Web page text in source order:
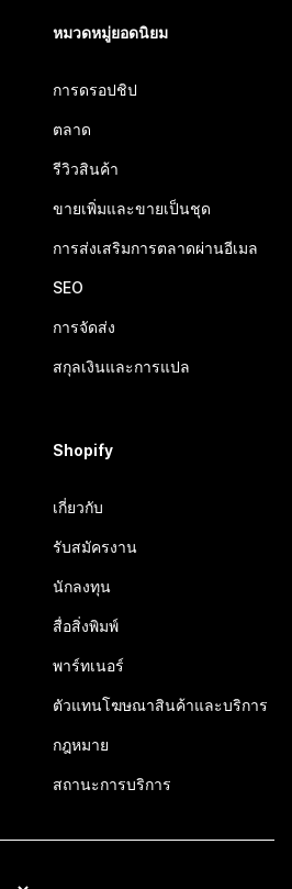
หมวดหมู่ยอดนิยม
การดรอปชิป
ตลาด
รีวิวสินค้า
ขายเพิ่มและขายเป็นชุด
การส่งเสริมการตลาดผ่านอีเมล
SEO
การจัดส่ง
สกุลเงินและการแปล
Shopify
เกี่ยวกับ
รับสมัครงาน
นักลงทุน
สื่อสิ่งพิมพ์
พาร์ทเนอร์
ตัวแทนโฆษณาสินค้าและบริการ
กฎหมาย
สถานะการบริการ